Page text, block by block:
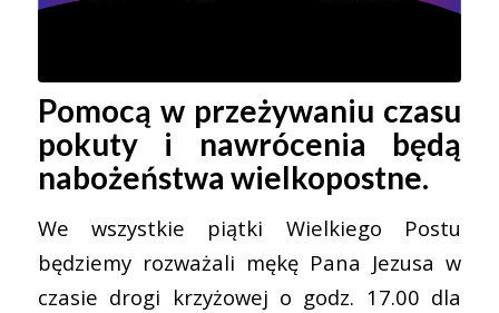
Pomocą w przeżywaniu czasu
pokuty i nawrócenia będą
nabożeństwa wielkopostne.
We wszystkie piątki Wielkiego Postu
będziemy rozważali mękę Pana Jezusa w
czasie drogi krzyżowej o godz. 17.00 dla